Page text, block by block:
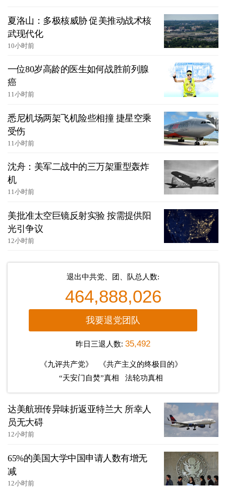
夏洛山：多极核威胁 促美推动战术核
武现代化
10小时前
一位80岁高龄的医生如何战胜前列腺
癌
11小时前
悉尼机场两架飞机险些相撞 捷星空乘
受伤
11小时前
沈舟：美军二战中的三万架重型轰炸
机
11小时前
美批准太空巨镜反射实验 按需提供阳
光引争议
12小时前
退出中共党、团、队总人数:
464,888,026
我要退党团队
昨日三退人数: 35,492
《九评共产党》
《共产主义的终极目的》
“天安门自焚”真相
法轮功真相
达美航班传异味折返亚特兰大 所幸人
员无大碍
12小时前
65%的美国大学中国申请人数有增无
减
12小时前